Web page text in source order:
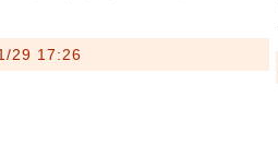
29 17:26